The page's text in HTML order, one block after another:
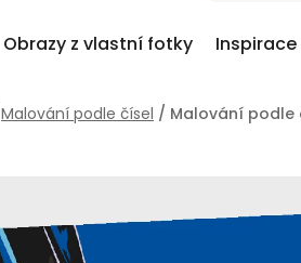
Obrazy z vlastní fotky Inspirace
Malování podle čísel / Malování podle